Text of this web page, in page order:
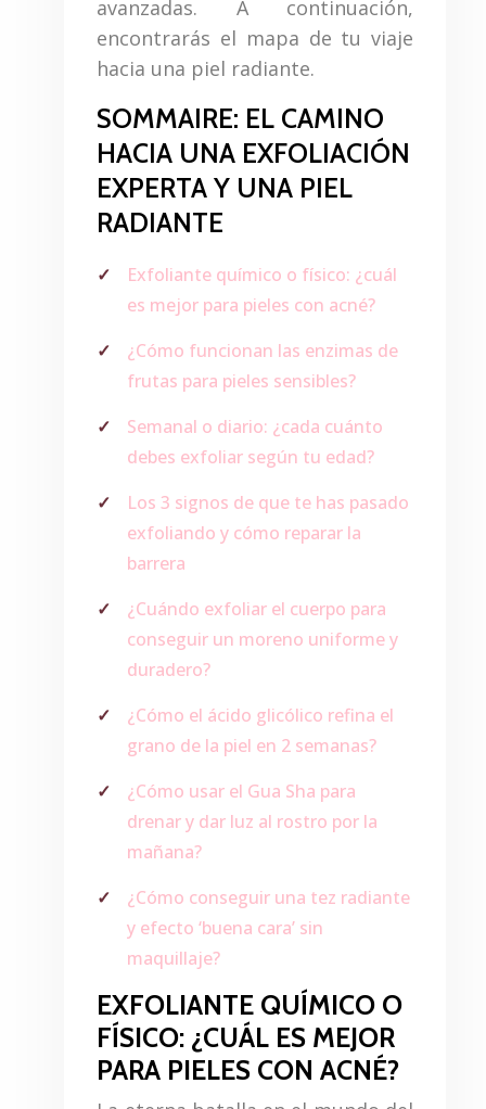
avanzadas. A continuación,
encontrarás el mapa de tu viaje
hacia una piel radiante.
SOMMAIRE: EL CAMINO
HACIA UNA EXFOLIACIÓN
EXPERTA Y UNA PIEL
RADIANTE
Exfoliante químico o físico: ¿cuál
es mejor para pieles con acné?
¿Cómo funcionan las enzimas de
frutas para pieles sensibles?
Semanal o diario: ¿cada cuánto
debes exfoliar según tu edad?
Los 3 signos de que te has pasado
exfoliando y cómo reparar la
barrera
¿Cuándo exfoliar el cuerpo para
conseguir un moreno uniforme y
duradero?
¿Cómo el ácido glicólico refina el
grano de la piel en 2 semanas?
¿Cómo usar el Gua Sha para
drenar y dar luz al rostro por la
mañana?
¿Cómo conseguir una tez radiante
y efecto ‘buena cara’ sin
maquillaje?
EXFOLIANTE QUÍMICO O
FÍSICO: ¿CUÁL ES MEJOR
PARA PIELES CON ACNÉ?